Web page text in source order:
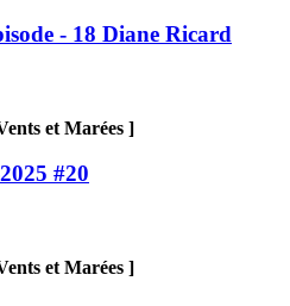
- 18 Diane Ricard
et Marées ]
#20
et Marées ]